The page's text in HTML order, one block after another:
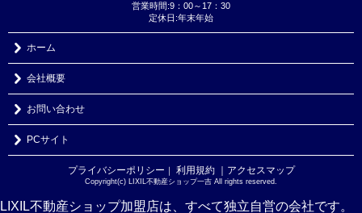
営業時間:9：00～17：30
定休日:年末年始
ホーム
会社概要
お問い合わせ
PCサイト
プライバシーポリシー 利用規約 ｜アクセスマップ
Copyright(c) LIXIL不動産ショップ一吉 All rights reserved.
LIXIL不動産ショップ加盟店は、すべて独立自営の会社です。